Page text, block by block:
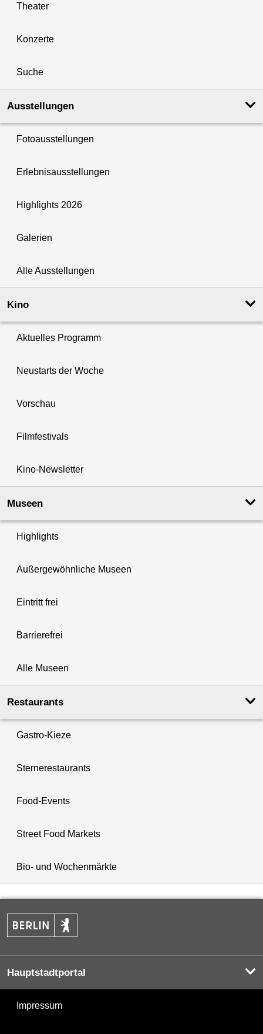
Theater
Konzerte
Suche
Ausstellungen
Fotoausstellungen
Erlebnisausstellungen
Highlights 2026
Galerien
Alle Ausstellungen
Kino
Aktuelles Programm
Neustarts der Woche
Vorschau
Filmfestivals
Kino-Newsletter
Museen
Highlights
Außergewöhnliche Museen
Eintritt frei
Barrierefrei
Alle Museen
Restaurants
Gastro-Kieze
Sternerestaurants
Food-Events
Street Food Markets
Bio- und Wochenmärkte
Hauptstadtportal
Impressum